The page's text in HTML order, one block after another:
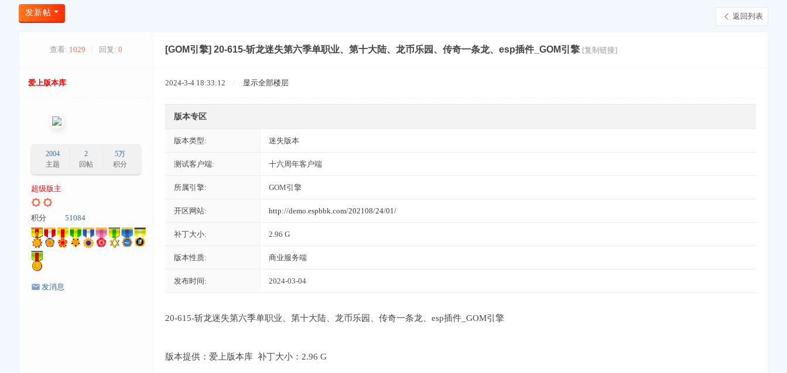
爱
上
返回列表
发新帖
查看: 1029 回复: 0 [GOM引擎] 20-615-斩龙迷失第六季单职业、第十大陆、龙币乐园、传奇一条龙、esp插件_GOM引擎 [复制链接]
爱上版本库
2004
主题
2
回帖
5万
积分
超级版主
积分 51084
发消息
2024-3-4 18:33:12 显示全部楼层
版本专区
版本类型: 迷失版本
测试客户端: 十六周年客户端
所属引擎: GOM引擎
开区网站: http://demo.espbbk.com/202108/24/01/
补丁大小: 2.96 G
版本性质: 商业服务端
发布时间: 2024-03-04
20-615-斩龙迷失第六季单职业、第十大陆、龙币乐园、传奇一条龙、esp插件_GOM引擎
版本提供：爱上版本库 补丁大小：2.96 G